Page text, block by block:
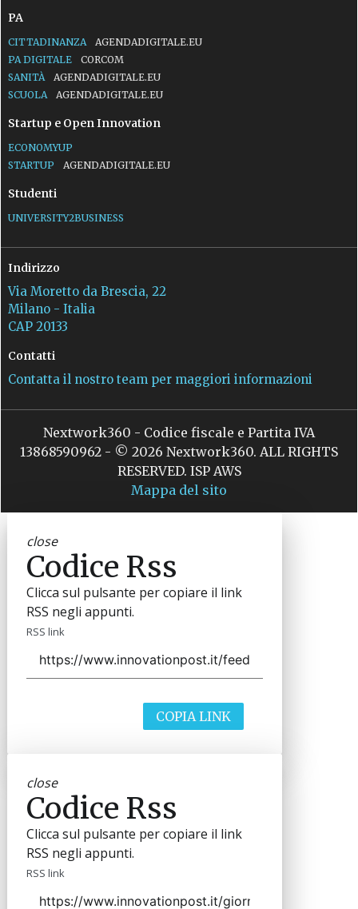
PA
CITTADINANZA
AGENDADIGITALE.EU
PA DIGITALE
CORCOM
SANITÀ
AGENDADIGITALE.EU
SCUOLA
AGENDADIGITALE.EU
Startup e Open Innovation
ECONOMYUP
STARTUP
AGENDADIGITALE.EU
Studenti
UNIVERSITY2BUSINESS
Indirizzo
Via Moretto da Brescia, 22
Milano - Italia
CAP 20133
Contatti
Contatta il nostro team per maggiori informazioni
Nextwork360 - Codice fiscale e Partita IVA
13868590962 - © 2026 Nextwork360. ALL RIGHTS
RESERVED. ISP AWS
Mappa del sito
close
Codice Rss
Clicca sul pulsante per copiare il link
RSS negli appunti.
RSS link
COPIA LINK
close
Codice Rss
Clicca sul pulsante per copiare il link
RSS negli appunti.
RSS link